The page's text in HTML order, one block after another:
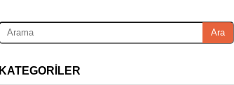
Ara
KATEGORILER